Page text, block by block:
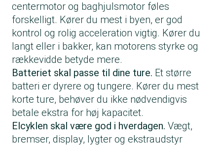
centermotor og baghjulsmotor føles
forskelligt. Kører du mest i byen, er god
kontrol og rolig acceleration vigtig. Kører du
langt eller i bakker, kan motorens styrke og
rækkevidde betyde mere.
Batteriet skal passe til dine ture. Et større
batteri er dyrere og tungere. Kører du mest
korte ture, behøver du ikke nødvendigvis
betale ekstra for høj kapacitet.
Elcyklen skal være god i hverdagen. Vægt,
bremser, display, lygter og ekstraudstyr